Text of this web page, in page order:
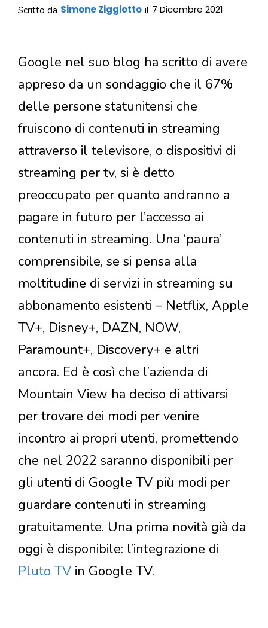
Scritto da Simone Ziggiotto il 7 Dicembre 2021
Google nel suo blog ha scritto di avere
appreso da un sondaggio che il 67%
delle persone statunitensi che
fruiscono di contenuti in streaming
attraverso il televisore, o dispositivi di
streaming per tv, si è detto
preoccupato per quanto andranno a
pagare in futuro per l’accesso ai
contenuti in streaming. Una ‘paura’
comprensibile, se si pensa alla
moltitudine di servizi in streaming su
abbonamento esistenti – Netflix, Apple
TV+, Disney+, DAZN, NOW,
Paramount+, Discovery+ e altri
ancora. Ed è così che l’azienda di
Mountain View ha deciso di attivarsi
per trovare dei modi per venire
incontro ai propri utenti, promettendo
che nel 2022 saranno disponibili per
gli utenti di Google TV più modi per
guardare contenuti in streaming
gratuitamente. Una prima novità già da
oggi è disponibile: l’integrazione di
Pluto TV in Google TV.